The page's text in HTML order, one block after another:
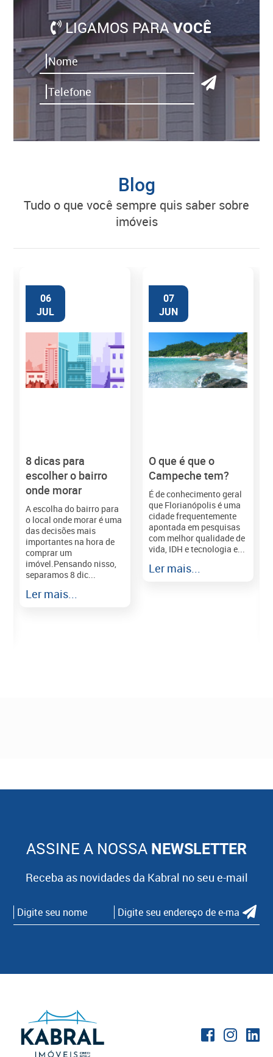
LIGAMOS PARAVOCÊ
Blog
tudo o que você sempre quis saber sobre
imóveis
06
JUL
8 dicas para
escolher o bairro
onde morar
A escolha do bairro para
o local onde morar é uma
das decisões mais
importantes na hora de
comprar um
imóvel.Pensando nisso,
separamos 8 dic...
Ler mais...
07
JUN
O que é que o
Campeche tem?
É de conhecimento geral
que Florianópolis é uma
cidade frequentemente
apontada em pesquisas
com melhor qualidade de
vida, IDH e tecnologia e...
Ler mais...
ASSINE A NOSSA NEWSLETTER
Receba as novidades da Kabral no seu e-mail